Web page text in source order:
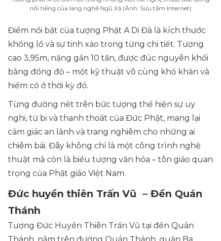
nổi tiếng của làng nghề Ngũ Xã (Ảnh: Sưu tầm Internet)
Điểm nổi bật của tượng Phật A Di Đà là kích thước
khổng lồ và sự tinh xảo trong từng chi tiết. Tượng
cao 3,95m, nặng gần 10 tấn, được đúc nguyên khối
bằng đồng đỏ – một kỹ thuật vô cùng khó khăn và
hiếm có ở thời kỳ đó.
Từng đường nét trên bức tượng thể hiện sự uy
nghi, từ bi và thanh thoát của Đức Phật, mang lại
cảm giác an lành và trang nghiêm cho những ai
chiêm bái. Đây không chỉ là một công trình nghệ
thuật mà còn là biểu tượng văn hóa – tôn giáo quan
trọng của Phật giáo Việt Nam.
Đức huyền thiên Trấn Vũ – Đền Quán
Thánh
Tượng Đức Huyền Thiên Trấn Vũ tại đền Quán